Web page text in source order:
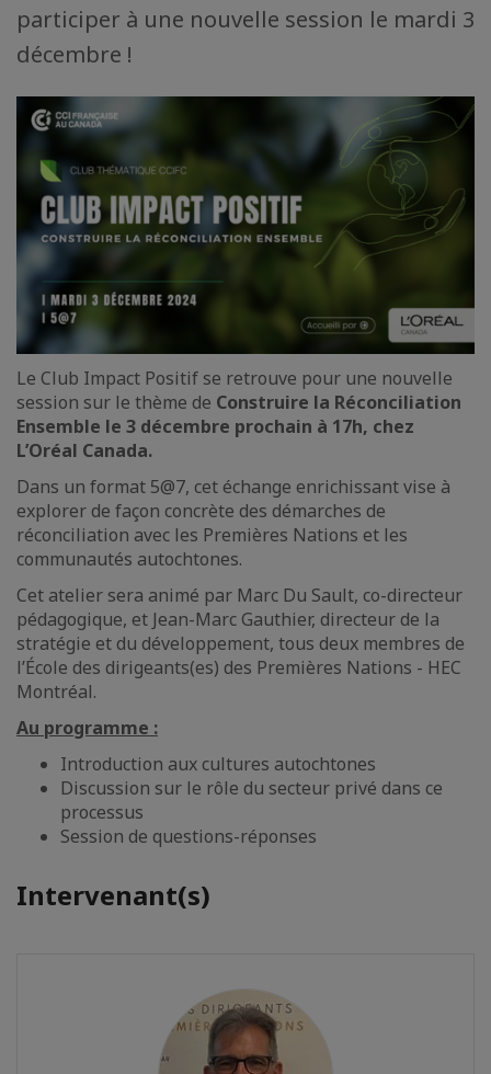
participer à une nouvelle session le mardi 3
décembre !
Le Club Impact Positif se retrouve pour une nouvelle
session sur le thème de Construire la Réconciliation
Ensemble le 3 décembre prochain à 17h, chez
L’Oréal Canada.
Dans un format 5@7, cet échange enrichissant vise à
explorer de façon concrète des démarches de
réconciliation avec les Premières Nations et les
communautés autochtones.
Cet atelier sera animé par Marc Du Sault, co-directeur
pédagogique, et Jean-Marc Gauthier, directeur de la
stratégie et du développement, tous deux membres de
l’École des dirigeants(es) des Premières Nations - HEC
Montréal.
Au programme :
Introduction aux cultures autochtones
Discussion sur le rôle du secteur privé dans ce
processus
Session de questions-réponses
Intervenant(s)